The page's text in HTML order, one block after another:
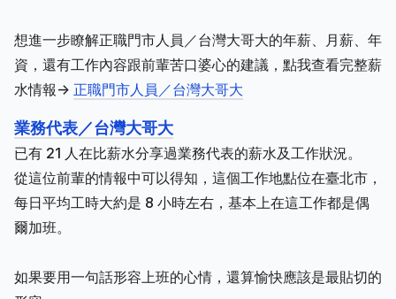
想進一步瞭解正職門市人員／台灣大哥大的年薪、月薪、年
資，還有工作內容跟前輩苦口婆心的建議，點我查看完整薪
水情報-> 正職門市人員／台灣大哥大
業務代表／台灣大哥大
已有 21 人在比薪水分享過業務代表的薪水及工作狀況。
從這位前輩的情報中可以得知，這個工作地點位在臺北市，
每日平均工時大約是 8 小時左右，基本上在這工作都是偶
爾加班。
如果要用一句話形容上班的心情，還算愉快應該是最貼切的